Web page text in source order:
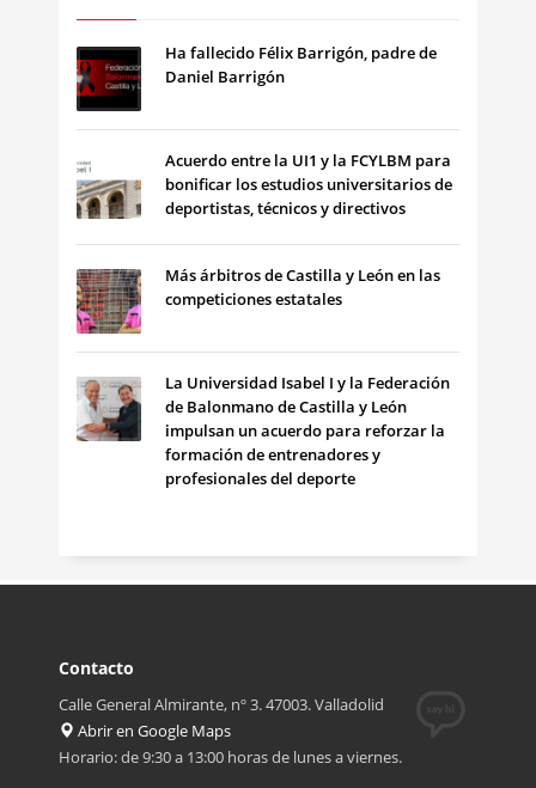
Ha fallecido Félix Barrigón, padre de
Daniel Barrigón
Acuerdo entre la UI1 y la FCYLBM para
bonificar los estudios universitarios de
deportistas, técnicos y directivos
Más árbitros de Castilla y León en las
competiciones estatales
La Universidad Isabel I y la Federación
de Balonmano de Castilla y León
impulsan un acuerdo para reforzar la
formación de entrenadores y
profesionales del deporte
Contacto
Calle General Almirante, nº 3. 47003. Valladolid
Abrir en Google Maps
Horario: de 9:30 a 13:00 horas de lunes a viernes.